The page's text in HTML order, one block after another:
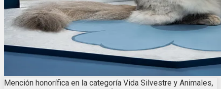
Mención honorífica en la categoría Vida Silvestre y Animales,